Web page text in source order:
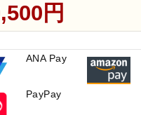
円
ANA Pay
PayPay